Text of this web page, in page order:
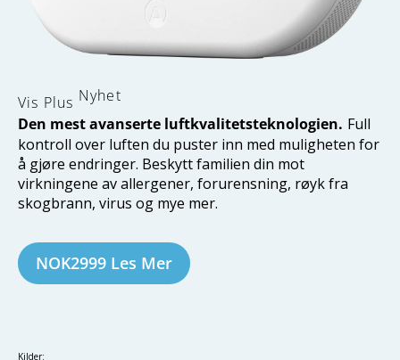
Vis Plus Nyhet
Den mest avanserte luftkvalitetsteknologien. Full
kontroll over luften du puster inn med muligheten for
å gjøre endringer. Beskytt familien din mot
virkningene av allergener, forurensning, røyk fra
skogbrann, virus og mye mer.
NOK2999 Les Mer
Kilder: